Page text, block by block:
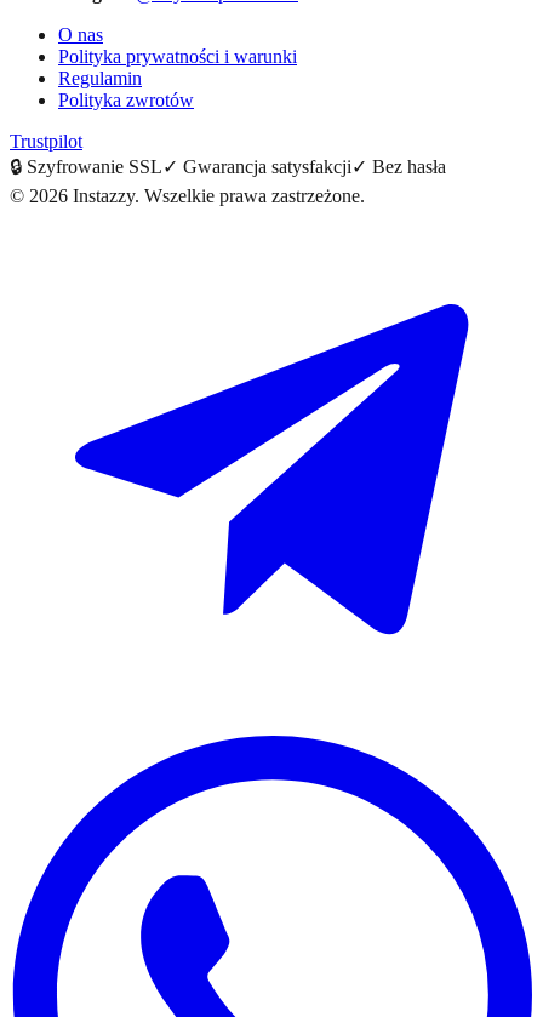
O nas
Polityka prywatności i warunki
Regulamin
Polityka zwrotów
Trustpilot
🔒 Szyfrowanie SSL✓ Gwarancja satysfakcji✓ Bez hasła
© 2026 Instazzy. Wszelkie prawa zastrzeżone.